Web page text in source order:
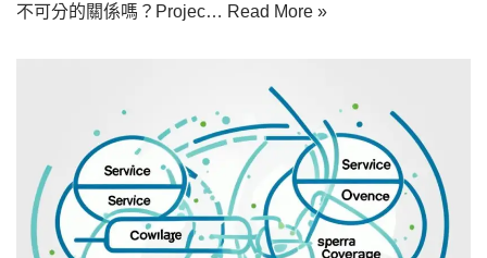
不可分的關係嗎？Projec… Read More »